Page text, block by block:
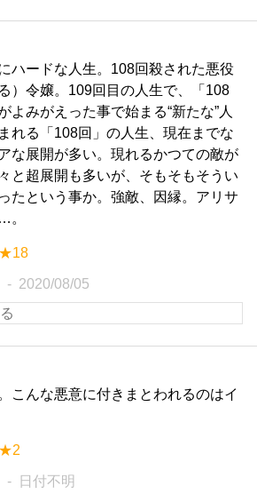
ハードな人生。108回殺された悪役
）令嬢。109回目の人生で、「108
よみがえった事で始まる“新たな”人
れる「108回」の人生、現在までな
な展開が多い。現れるかつての敵が
と超展開も多いが、そもそもそうい
たという事か。強敵、因縁。アリサ
。
★18
2020/08/05
こんな悪意に付きまとわれるのはイ
★2
日付不明